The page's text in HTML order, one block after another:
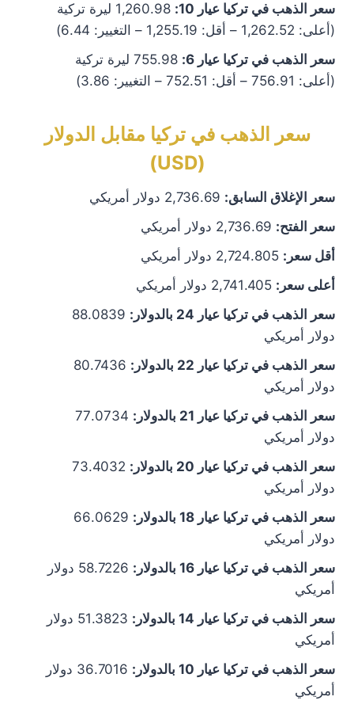
سعر الذهب في تركيا عيار 10:
1,260.98 ليرة تركية
(أعلى: 1,262.52 – أقل: 1,255.19 – التغيير: 6.44)
سعر الذهب في تركيا عيار 6:
755.98 ليرة تركية
(أعلى: 756.91 – أقل: 752.51 – التغيير: 3.86)
سعر الذهب في تركيا مقابل الدولار
(USD)
سعر الإغلاق السابق:
سعر الفتح:
أقل سعر:
أعلى سعر:
سعر الذهب في تركيا عيار 24 بالدولار:
88.0839
دولار أمريكي
سعر الذهب في تركيا عيار 22 بالدولار:
80.7436
دولار أمريكي
سعر الذهب في تركيا عيار 21 بالدولار:
77.0734
دولار أمريكي
سعر الذهب في تركيا عيار 20 بالدولار:
73.4032
دولار أمريكي
سعر الذهب في تركيا عيار 18 بالدولار:
66.0629
دولار أمريكي
سعر الذهب في تركيا عيار 16 بالدولار:
58.7226 دولار
أمريكي
سعر الذهب في تركيا عيار 14 بالدولار:
51.3823 دولار
أمريكي
سعر الذهب في تركيا عيار 10 بالدولار:
36.7016 دولار
أمريكي